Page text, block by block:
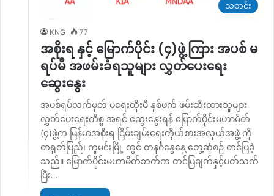
သတင်း
KNG 77
အစိုးရ နှင့် မြောက်ပိုင်း (၄)ဖွဲ့ကြား အပစ် မ
ရပ်မီ အဖမ်းခံရသူများ လွှတ်ပေးရေး
ဆွေးနွေး
အပစ်ရပ်လက်မှတ် မရေးထိုးမီ နှစ်ဖက် ဖမ်းဆီးထားသူများ
လွှတ်ပေးရေးကိစ္စ အရင် ဆွေးနွေးရန် မြောက်ပိုင်းမဟာမိတ်
(၄)ဖွဲ့က မြန်မာအစိုးရ ငြိမ်းချမ်းရေးကိုယ်စားအလှယ်အဖွဲ့ ကို
တရုတ်ပြည်၊ ကူမင်းမြို့ တွင် တနင်္ဂနွေနေ့ တွေ့ဆုံစဉ် တင်ပြခဲ့
သည်။ မြောက်ပိုင်းမဟာမိတ်ဘက်က တင်ပြချက်နှင့်ပတ်သက်
ပြီး…